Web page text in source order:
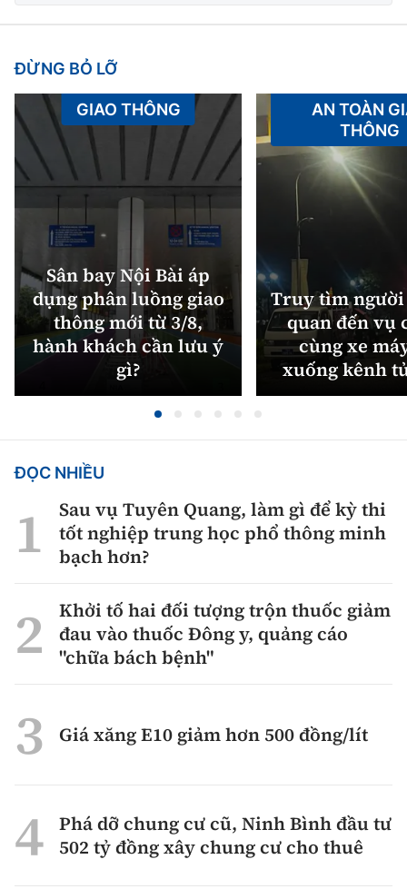
ĐỪNG BỎ LỠ
Sân bay Nội Bài áp
dụng phân luồng giao
thông mới từ 3/8,
hành khách cần lưu ý
gì?
GIAO THÔNG
Truy tìm
quan đến vụ
cùng xe
xuống kênh
AN TOÀN
THÔNG
ĐỌC NHIỀU
Sau vụ Tuyên Quang, làm gì để kỳ thi
tốt nghiệp trung học phổ thông minh
bạch hơn?
Khởi tố hai đối tượng trộn thuốc giảm
đau vào thuốc Đông y, quảng cáo
"chữa bách bệnh"
Giá xăng E10 giảm hơn 500 đồng/lít
Phá dỡ chung cư cũ, Ninh Bình đầu tư
502 tỷ đồng xây chung cư cho thuê